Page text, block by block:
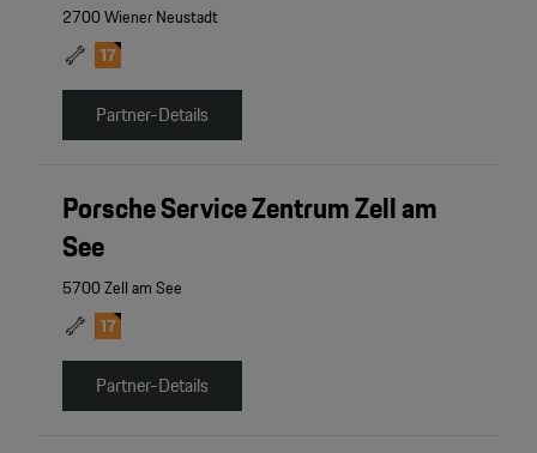
2700 Wiener Neustadt
Partner-Details
Porsche Service Zentrum Zell am
See
5700 Zell am See
Partner-Details